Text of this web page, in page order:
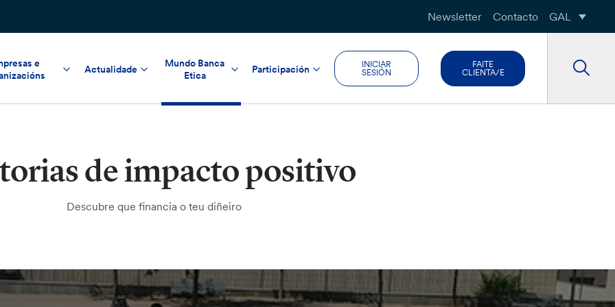
Newsletter Contacto GAL
e
Actualidade
Mundo Banca
Etica
Participación
INICIAR
SESIÓN
FAITE
CLIENTA/E
de impacto positivo
Descubre que financia o teu diñeiro